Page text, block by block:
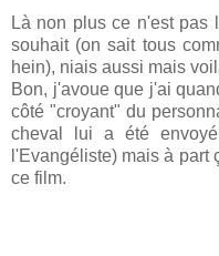
Là non plus ce n'est pas
souhait (on sait tous
hein), niais aussi mais
Bon, j'avoue que j'ai
côté "croyant" du
cheval lui a été
l'Evangéliste) mais à part
ce film.